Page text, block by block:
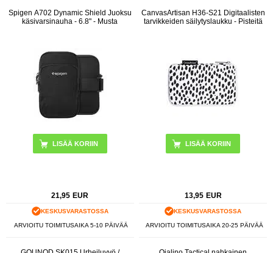
Spigen A702 Dynamic Shield Juoksu
käsivarsinauha - 6.8" - Musta
21,95 EUR
KESKUSVARASTOSSA
ARVIOITU TOIMITUSAIKA 5-10 PÄIVÄÄ
CanvasArtisan H36-S21 Digitaalisten
tarvikkeiden säilytyslaukku - Pisteitä
13,95 EUR
KESKUSVARASTOSSA
ARVIOITU TOIMITUSAIKA 20-25 PÄIVÄÄ